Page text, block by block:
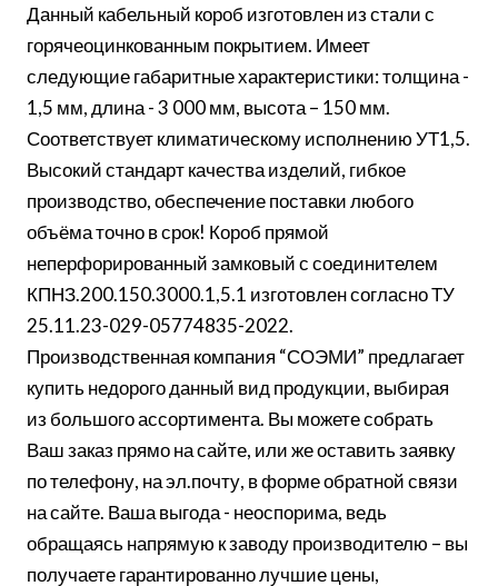
Данный кабельный короб изготовлен из стали с
горячеоцинкованным покрытием. Имеет
следующие габаритные характеристики: толщина -
1,5 мм, длина - 3 000 мм, высота – 150 мм.
Соответствует климатическому исполнению УТ1,5.
Высокий стандарт качества изделий, гибкое
производство, обеспечение поставки любого
объёма точно в срок! Короб прямой
неперфорированный замковый с соединителем
КПНЗ.200.150.3000.1,5.1 изготовлен согласно ТУ
25.11.23-029-05774835-2022.
Производственная компания “СОЭМИ” предлагает
купить недорого данный вид продукции, выбирая
из большого ассортимента. Вы можете собрать
Ваш заказ прямо на сайте, или же оставить заявку
по телефону, на эл.почту, в форме обратной связи
на сайте. Ваша выгода - неоспорима, ведь
обращаясь напрямую к заводу производителю – вы
получаете гарантированно лучшие цены,